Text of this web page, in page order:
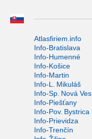
Atlasfiriem.info
Info-Bratislava
Info-Humenné
Info-Košice
Info-Martin
Info-L. Mikuláš
Info-Sp. Nová Ves
Info-Piešťany
Info-Pov. Bystrica
Info-Prievidza
Info-Trenčín